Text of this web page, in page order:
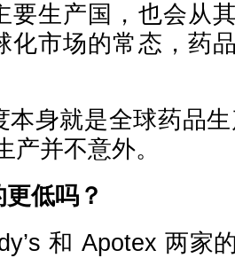
要生产国，也会从
化市场的常态，药
本身就是全球药品
产并不意外。
低吗？
和 Apotex 两家